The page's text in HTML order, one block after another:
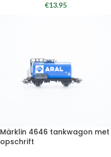
€13.95
Märklin 4646 tankwagon met
opschrift